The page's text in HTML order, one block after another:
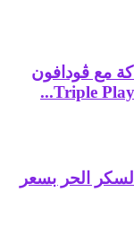
مع ڤودافون
الحر بسعر